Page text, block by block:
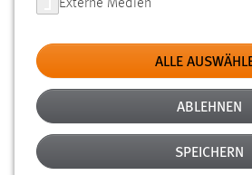
Typ
Erstellungsdatum
Alter
Externe Medien
ALLE
ABLEHNEN
SPEICHERN